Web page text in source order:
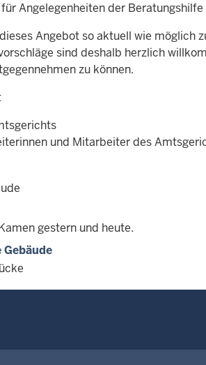
Angelegenheiten der
Angebot so aktuell wie möglich
sind deshalb herzlich
zu können.
und Mitarbeiter des
gestern und heute.